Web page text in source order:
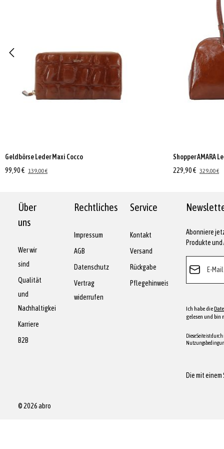
Geldbörse Leder Maxi Cocco
99,90 € 139,00 €
Shopper AMARA
229,90 € 329,00 €
Über
uns
Wer wir
sind
Qualität
und
Nachhaltigkeit
Karriere
B2B
Rechtliches
Impressum
AGB
Datenschutz
Vertrag
widerrufen
Service
Kontakt
Versand
Rückgabe
Pflegehinweise
Abonniere
Produkte und
Ich habe die
gelesen und bin
Diese Seite ist
Die mit
© 2026 abro